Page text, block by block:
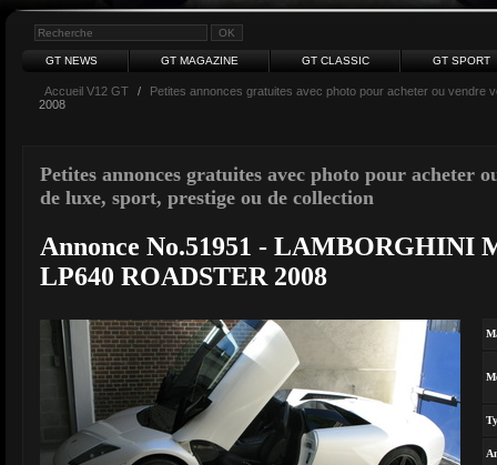
GT NEWS GT MAGAZINE GT CLASSIC GT SPORT
Accueil V12 GT /
Petites annonces gratuites avec photo pour acheter ou vendre
2008
Petites annonces gratuites avec photo pour acheter
de luxe, sport, prestige ou de collection
Annonce No.51951 - LAMBORGHINI
LP640 ROADSTER 2008